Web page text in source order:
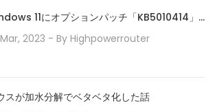
11にオプションパッチ「KB5010414」
信開始。タスクバーの機能強化や印刷/ドライ
2023 - By Highpowerrouter
スが加水分解でベタベタ化した話